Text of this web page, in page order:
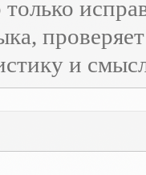
только
и